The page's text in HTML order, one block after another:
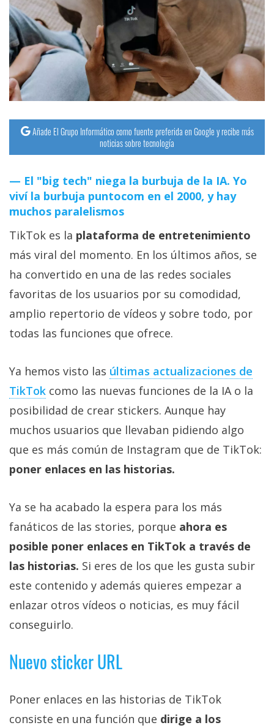
Añade El Grupo Informático como fuente preferida en Google y recibe más
noticias sobre tecnología
El "big tech" niega la burbuja de la IA. Yo
viví la burbuja puntocom en el 2000, y hay
muchos paralelismos
TikTok es la plataforma de entretenimiento
más viral del momento. En los últimos años, se
ha convertido en una de las redes sociales
favoritas de los usuarios por su comodidad,
amplio repertorio de vídeos y sobre todo, por
todas las funciones que ofrece.
Ya hemos visto las últimas actualizaciones de
TikTok como las nuevas funciones de la IA o la
posibilidad de crear stickers. Aunque hay
muchos usuarios que llevaban pidiendo algo
que es más común de Instagram que de TikTok:
poner enlaces en las historias.
Ya se ha acabado la espera para los más
fanáticos de las stories, porque ahora es
posible poner enlaces en TikTok a través de
las historias. Si eres de los que les gusta subir
este contenido y además quieres empezar a
enlazar otros vídeos o noticias, es muy fácil
conseguirlo.
Nuevo sticker URL
Poner enlaces en las historias de TikTok
consiste en una función que dirige a los